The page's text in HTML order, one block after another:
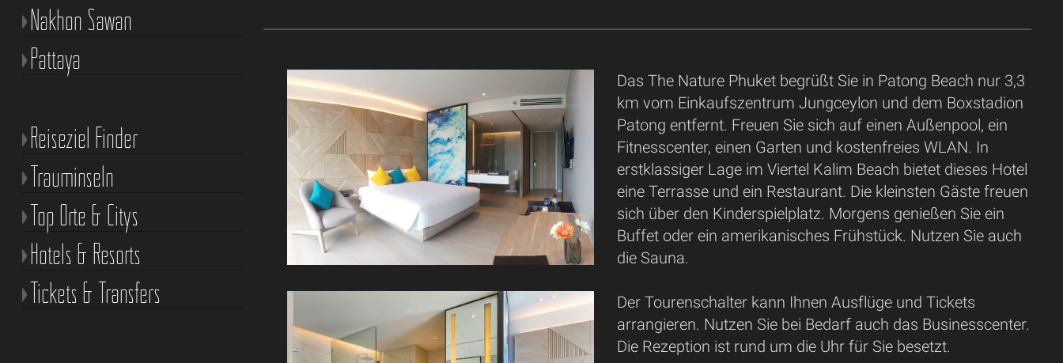
Das The Nature Phuket begrüßt Sie in Patong Beach nur 3,3
km vom Einkaufszentrum Jungceylon und dem Boxstadion
Patong entfernt. Freuen Sie sich auf einen Außenpool, ein
Fitnesscenter, einen Garten und kostenfreies WLAN. In
erstklassiger Lage im Viertel Kalim Beach bietet dieses Hotel
eine Terrasse und ein Restaurant. Die kleinsten Gäste freuen
sich über den Kinderspielplatz. Morgens genießen Sie ein
Buffet oder ein amerikanisches Frühstück. Nutzen Sie auch
die Sauna.
Der Tourenschalter kann Ihnen Ausflüge und Tickets
arrangieren. Nutzen Sie bei Bedarf auch das Businesscenter.
Die Rezeption ist rund um die Uhr für Sie besetzt.
Nakhon Sawan
Pattaya
Reiseziel Finder
Trauminseln
Top Orte & Citys
Hotels & Resorts
Tickets & Transfers